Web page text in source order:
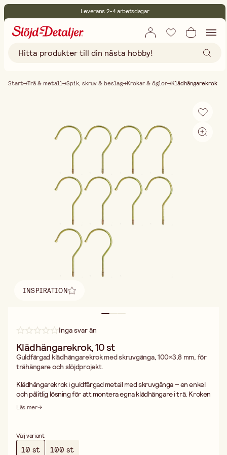
Leverans 2-4 arbetsdagar
Fri frakt vid köp över 499:-
Start Trä & metall Spik, skruv & beslag Krokar & öglor Klädhängarekrok
INSPIRATION
Hitta inspiration
Inga svar än
Klädhängarekrok, 10 st
Guldfärgad klädhängarekrok med skruvgänga, 100×3,8 mm, för
trähängare och slöjdprojekt.
Klädhängarekrok i guldfärgad metall med skruvgänga – en enkel
och pålitlig lösning för att montera egna klädhängare i trä. Kroken
skruvas direkt in i materialet utan behov av förborrat hål i mjukare
som ger ett dekorativt intryck. Skruvgängan sitter i bra i de
flesta träslag och ger ett stadigt fäste som håller för
vardagsbruk. Den generösa längden på 100 mm gör att kroken
Läs mer
Välj variant
10 st 100 st